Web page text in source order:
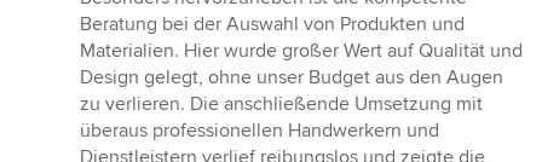
Beratung bei der Auswahl von Produkten und
Materialien. Hier wurde großer Wert auf Qualität und
Design gelegt, ohne unser Budget aus den Augen
zu verlieren. Die anschließende Umsetzung mit
überaus professionellen Handwerkern und